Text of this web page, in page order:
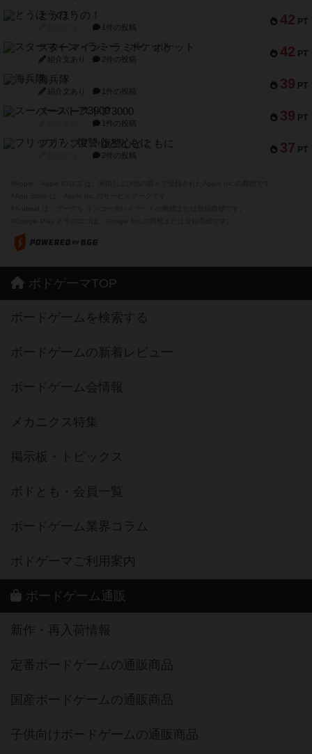
42 PT
とうほうの！
1件の投稿
42 PT
スターマイン・ラミー ポケット
紹介文あり 2件の投稿
39 PT
海兵隊
紹介文あり 1件の投稿
39 PT
スーパーストア3000
1件の投稿
37 PT
フリップ７：復讐心とともに
2件の投稿
ボドゲーマTOP
ボードゲームを検索する
ボードゲームの新着レビュー
ボードゲーム会情報
メカニクス特集
掲示板・トピックス
ボドとも・会員一覧
ボードゲーム業界コラム
ボドゲーマご利用案内
ボードゲーム通販
新作・再入荷情報
定番ボードゲームの通販商品
国産ボードゲームの通販商品
子供向けボードゲームの通販商品